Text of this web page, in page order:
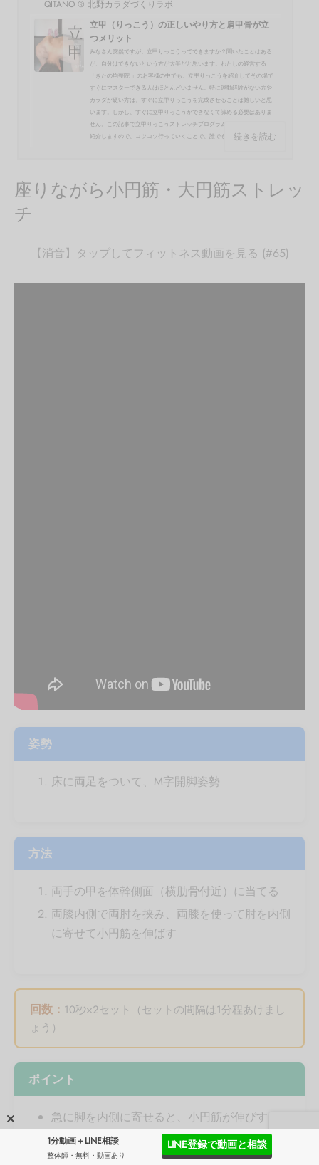
QITANO ® 北野カラダづくりラボ
立甲（りっこう）の正しいやり方と肩甲骨が立
つメリット
みなさん突然ですが、立甲りっこうってできますか？聞いたことはある
が、自分はできないという方が大半だと思います。わたしの経営する
「きたの均整院 」のお客様の中でも、立甲りっこうを紹介してその場で
すぐにマスターできる人はほとんどいません。特に運動経験がない方や
カラダが硬い方は、すぐに立甲りっこうを完成させることは難しいと思
います。しかし、すぐに立甲りっこうができなくて諦める必要はありま
せん。この記事で立甲りっこうストレッチプログラム、やり方のコツを
紹介しますので、コツコツ行っていくことで、誰でも立...続きを読む
座りながら小円筋・大円筋ストレッ
チ
【消音】タップしてフィットネス動画を見る (#65)
姿勢
床に両足をついて、M字開脚姿勢
方法
両手の甲を体幹側面（横肋骨付近）に当てる
両膝内側で両肘を挟み、両膝を使って肘を内側
に寄せて小円筋を伸ばす
回数： 10秒×2セット（セットの間隔は1分程あけまし
ょう）
ポイント
急に脚を内側に寄せると、小円筋が伸びすぎて
しまうのでゆっくり痛みのない程度で伸ばしま
しょう。
1分動画＋LINE相談
整体師・無料・動画あり
LINE登録で動画と相談